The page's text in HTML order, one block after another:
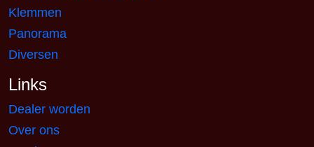
Klemmen
Panorama
Diversen
Links
Dealer worden
Over ons